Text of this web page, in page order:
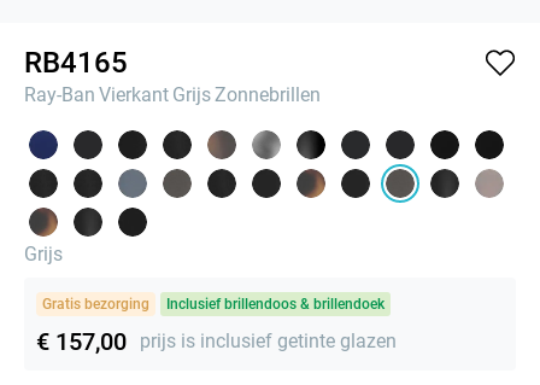
RB4165
Ray-Ban Vierkant GrijsZonnebrillen
Grijs
Gratis bezorging Inclusief brillendoos & brillendoek
€ 157,00 prijs is inclusief getinte glazen